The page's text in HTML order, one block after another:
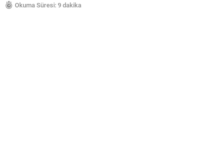
Okuma Süresi: 9 dakika